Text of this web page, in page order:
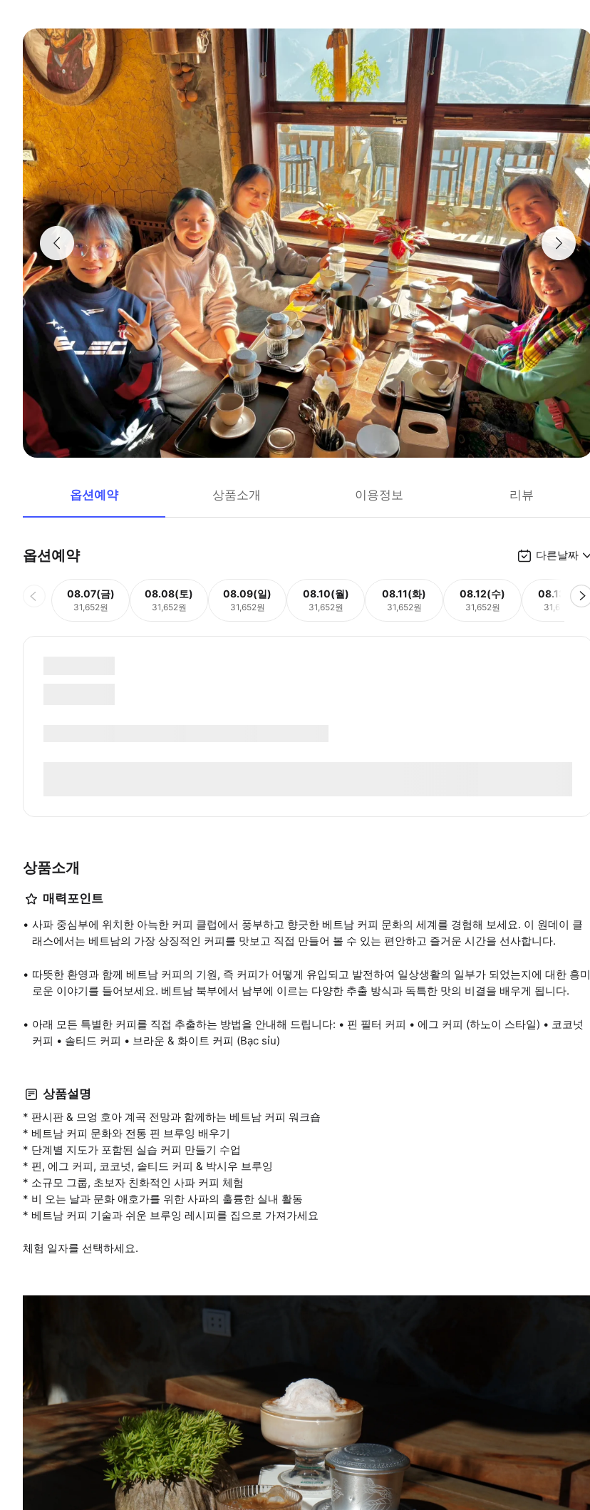
옵션예약 상품소개 이용정보 리뷰
옵션예약 다른날짜
08.07(금)
31,652원
08.08(토)
31,652원
08.09(일)
31,652원
08.10(월)
31,652원
08.11(화)
31,652원
08.12(수)
31,652원
08.13(목)
31,652원
상품소개
매력포인트
사파 중심부에 위치한 아늑한 커피 클럽에서 풍부하고 향긋한 베트남 커피 문화의 세계를 경험해 보세요. 이 원데이 클
래스에서는 베트남의 가장 상징적인 커피를 맛보고 직접 만들어 볼 수 있는 편안하고 즐거운 시간을 선사합니다.
따뜻한 환영과 함께 베트남 커피의 기원, 즉 커피가 어떻게 유입되고 발전하여 일상생활의 일부가 되었는지에 대한 흥미
로운 이야기를 들어보세요. 베트남 북부에서 남부에 이르는 다양한 추출 방식과 독특한 맛의 비결을 배우게 됩니다.
아래 모든 특별한 커피를 직접 추출하는 방법을 안내해 드립니다: • 핀 필터 커피 • 에그 커피 (하노이 스타일) • 코코넛
커피 • 솔티드 커피 • 브라운 & 화이트 커피 (Bạc sỉu)
상품설명
* 판시판 & 므엉 호아 계곡 전망과 함께하는 베트남 커피 워크숍
* 베트남 커피 문화와 전통 핀 브루잉 배우기
* 단계별 지도가 포함된 실습 커피 만들기 수업
* 핀, 에그 커피, 코코넛, 솔티드 커피 & 박시우 브루잉
* 소규모 그룹, 초보자 친화적인 사파 커피 체험
* 비 오는 날과 문화 애호가를 위한 사파의 훌륭한 실내 활동
* 베트남 커피 기술과 쉬운 브루잉 레시피를 집으로 가져가세요
체험 일자를 선택하세요.